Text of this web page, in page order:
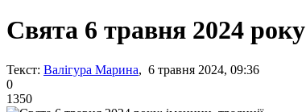
Свята 6 травня 2024
Текст: Валігура Марина, 6 травня 2024, 09:36
0
1350